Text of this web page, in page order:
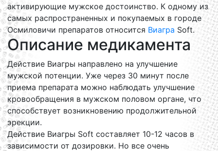
активирующие мужское достоинство. К одному из
самых распространенных и покупаемых в городе
Осмиловичи препаратов относится Виагра Soft.
Описание медикамента
Действие Виагры направлено на улучшение
мужской потенции. Уже через 30 минут после
приема препарата можно наблюдать улучшение
кровообращения в мужском половом органе, что
способствует возникновению продолжительной
эрекции.
Действие Виагры Soft составляет 10-12 часов в
зависимости от дозировки. Но все очень